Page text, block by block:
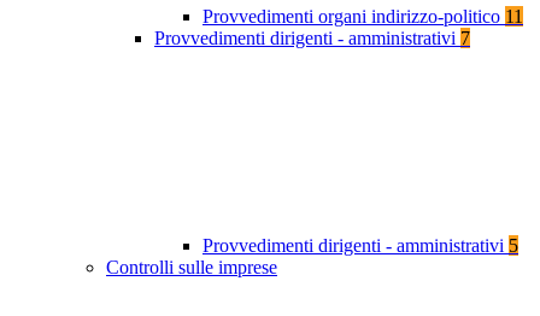
Provvedimenti organi indirizzo-politico 11
Provvedimenti dirigenti - amministrativi 7
Provvedimenti dirigenti - amministrativi 5
Controlli sulle imprese